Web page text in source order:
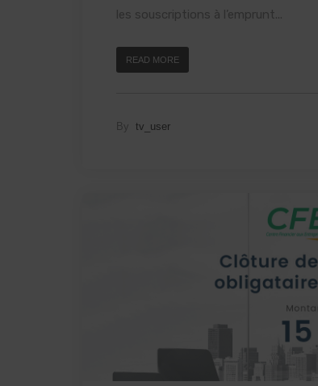
les souscriptions à l’emprunt...
READ MORE
By tv_user